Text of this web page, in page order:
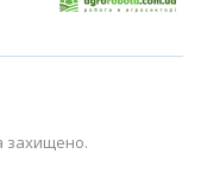
захищено.